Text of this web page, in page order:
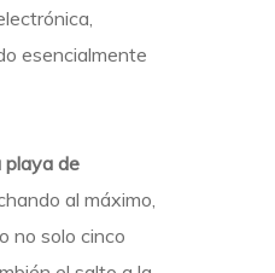
esencialmente
playa de
al máximo,
no solo cinco